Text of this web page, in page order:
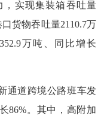
，实现集装箱吞吐量
货物吞吐量2110.7万
万吨、同比增长
通道跨境公路班车发
86%。其中，高附加